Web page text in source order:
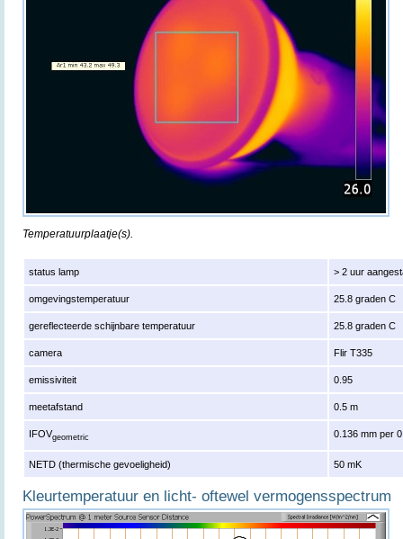
Temperatuurplaatje(s).
status lamp > 2 uur
omgevingstemperatuur 25.8 graden C
gereflecteerde schijnbare temperatuur 25.8 graden C
camera Flir T335
emissiviteit 0.95
meetafstand 0.5 m
IFOVgeometric 0.136 mm per
NETD (thermische gevoeligheid) 50 mK
Kleurtemperatuur en licht- oftewel vermogensspectrum